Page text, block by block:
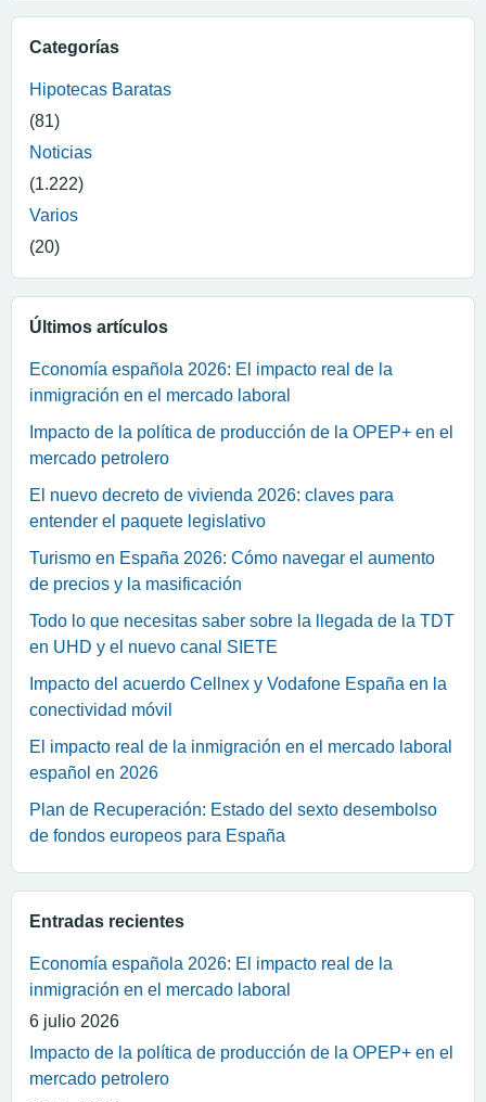
Categorías
Hipotecas Baratas
(81)
Noticias
(1.222)
Varios
(20)
Últimos artículos
Economía española 2026: El impacto real de la
inmigración en el mercado laboral
Impacto de la política de producción de la OPEP+ en el
mercado petrolero
El nuevo decreto de vivienda 2026: claves para
entender el paquete legislativo
Turismo en España 2026: Cómo navegar el aumento
de precios y la masificación
Todo lo que necesitas saber sobre la llegada de la TDT
en UHD y el nuevo canal SIETE
Impacto del acuerdo Cellnex y Vodafone España en la
conectividad móvil
El impacto real de la inmigración en el mercado laboral
español en 2026
Plan de Recuperación: Estado del sexto desembolso
de fondos europeos para España
Entradas recientes
Economía española 2026: El impacto real de la
inmigración en el mercado laboral
6 julio 2026
Impacto de la política de producción de la OPEP+ en el
mercado petrolero